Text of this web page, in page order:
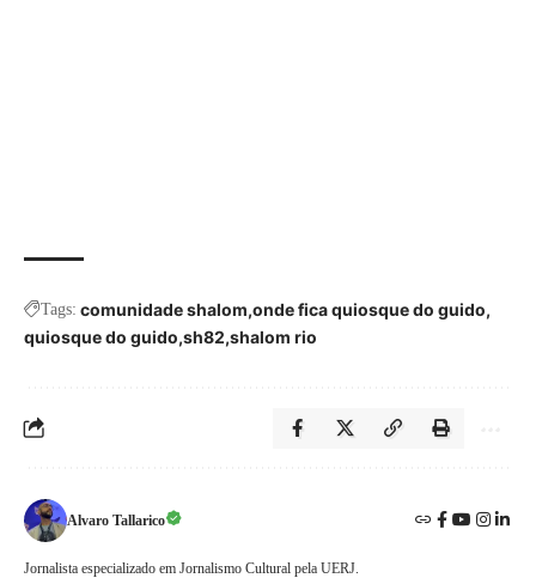
Tags: comunidade shalom onde fica quiosque do guido
quiosque do guido sh82 shalom rio
Alvaro Tallarico
Jornalista especializado em Jornalismo Cultural pela UERJ.